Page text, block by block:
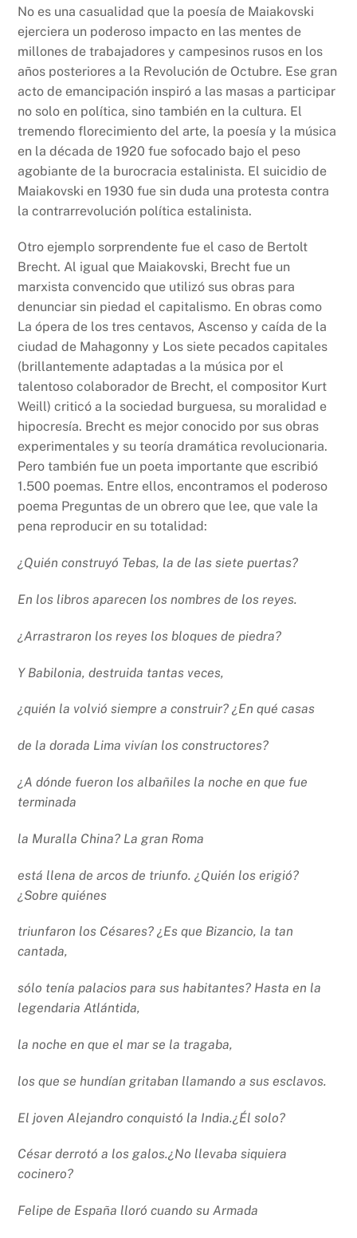
No es una casualidad que la poesía de Maiakovski
ejerciera un poderoso impacto en las mentes de
millones de trabajadores y campesinos rusos en los
años posteriores a la Revolución de Octubre. Ese gran
acto de emancipación inspiró a las masas a participar
no solo en política, sino también en la cultura. El
tremendo florecimiento del arte, la poesía y la música
en la década de 1920 fue sofocado bajo el peso
agobiante de la burocracia estalinista. El suicidio de
Maiakovski en 1930 fue sin duda una protesta contra
la contrarrevolución política estalinista.
Otro ejemplo sorprendente fue el caso de Bertolt
Brecht. Al igual que Maiakovski, Brecht fue un
marxista convencido que utilizó sus obras para
denunciar sin piedad el capitalismo. En obras como
La ópera de los tres centavos, Ascenso y caída de la
ciudad de Mahagonny y Los siete pecados capitales
(brillantemente adaptadas a la música por el
talentoso colaborador de Brecht, el compositor Kurt
Weill) criticó a la sociedad burguesa, su moralidad e
hipocresía. Brecht es mejor conocido por sus obras
experimentales y su teoría dramática revolucionaria.
Pero también fue un poeta importante que escribió
1.500 poemas. Entre ellos, encontramos el poderoso
poema Preguntas de un obrero que lee, que vale la
pena reproducir en su totalidad:
¿Quién construyó Tebas, la de las siete puertas?
En los libros aparecen los nombres de los reyes.
¿Arrastraron los reyes los bloques de piedra?
Y Babilonia, destruida tantas veces,
¿quién la volvió siempre a construir? ¿En qué casas
de la dorada Lima vivían los constructores?
¿A dónde fueron los albañiles la noche en que fue
terminada
la Muralla China? La gran Roma
está llena de arcos de triunfo. ¿Quién los erigió?
¿Sobre quiénes
triunfaron los Césares? ¿Es que Bizancio, la tan
cantada,
sólo tenía palacios para sus habitantes? Hasta en la
legendaria Atlántida,
la noche en que el mar se la tragaba,
los que se hundían gritaban llamando a sus esclavos.
El joven Alejandro conquistó la India.¿Él solo?
César derrotó a los galos.¿No llevaba siquiera
cocinero?
Felipe de España lloró cuando su Armada